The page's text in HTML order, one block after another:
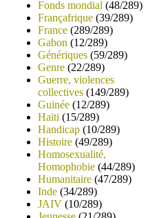
Fonds mondial (48/289)
Françafrique (39/289)
France (289/289)
Gabon (12/289)
Génériques (59/289)
Genre (22/289)
Guerre, violences
collectives (149/289)
Guinée (12/289)
Haïti (15/289)
Handicap (10/289)
Histoire (49/289)
Homosexualité,
Homophobie (44/289)
Humanitaire (47/289)
Inde (34/289)
JAIV (10/289)